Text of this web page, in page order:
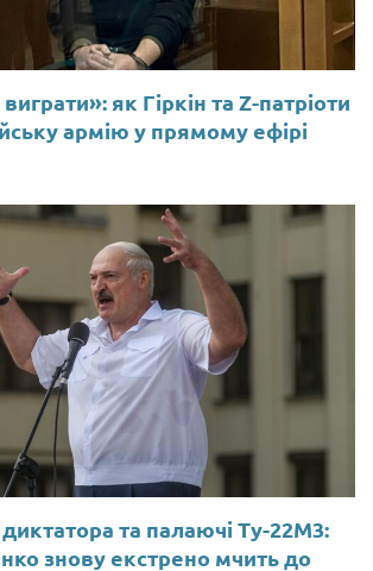
як Гіркін та Z-патріоти
армію у прямому ефірі
та палаючі Ту-22М3:
знову екстрено мчить до